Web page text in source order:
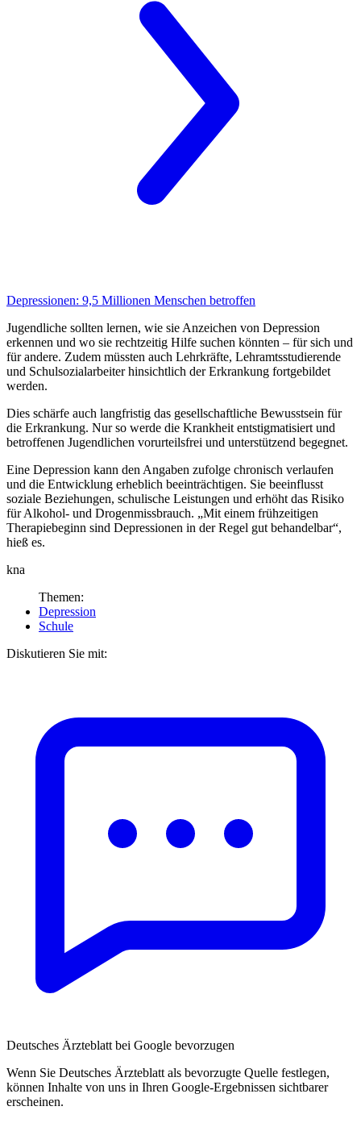
Depressionen: 9,5 Millionen Menschen betroffen
Jugendliche sollten lernen, wie sie Anzeichen von Depression
erkennen und wo sie rechtzeitig Hilfe suchen könnten – für sich und
für andere. Zudem müssten auch Lehrkräfte, Lehramtsstudierende
und Schulsozialarbeiter hinsichtlich der Erkrankung fortgebildet
werden.
Dies schärfe auch langfristig das gesellschaftliche Bewusstsein für
die Erkrankung. Nur so werde die Krankheit entstigmatisiert und
betroffenen Jugendlichen vorurteilsfrei und unterstützend begegnet.
Eine Depression kann den Angaben zufolge chronisch verlaufen
und die Entwicklung erheblich beeinträchtigen. Sie beeinflusst
soziale Beziehungen, schulische Leistungen und erhöht das Risiko
für Alkohol- und Drogenmissbrauch. „Mit einem frühzeitigen
Therapiebeginn sind Depressionen in der Regel gut behandelbar“,
hieß es.
kna
Themen:
Depression
Schule
Diskutieren Sie mit:
Deutsches Ärzteblatt bei Google bevorzugen
Wenn Sie Deutsches Ärzteblatt als bevorzugte Quelle festlegen,
können Inhalte von uns in Ihren Google-Ergebnissen sichtbarer
erscheinen.